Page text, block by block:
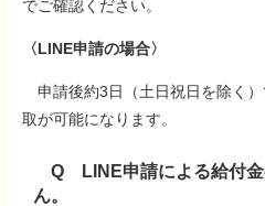
でご確認ください。
〈LINE申請の場合〉
申請後約3日（土日祝日を除く
取が可能になります。
Q LINE申請による給付金
ん。